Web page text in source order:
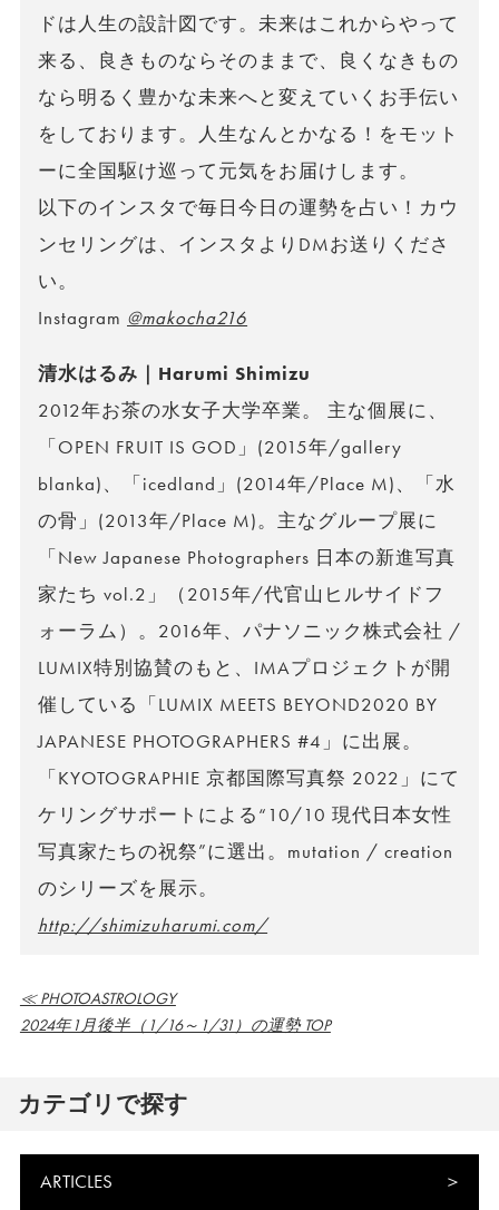
ドは人生の設計図です。未来はこれからやって
来る、良きものならそのままで、良くなきもの
なら明るく豊かな未来へと変えていくお手伝い
をしております。人生なんとかなる！をモット
ーに全国駆け巡って元気をお届けします。
以下のインスタで毎日今日の運勢を占い！カウ
ンセリングは、インスタよりDMお送りくださ
い。
Instagram @makocha216
清水はるみ｜Harumi Shimizu
2012年お茶の水女子大学卒業。 主な個展に、
「OPEN FRUIT IS GOD」(2015年/gallery
blanka)、「icedland」(2014年/Place M)、「水
の骨」(2013年/Place M)。主なグループ展に
「New Japanese Photographers 日本の新進写真
家たち vol.2」（2015年/代官山ヒルサイドフ
ォーラム）。2016年、パナソニック株式会社 /
LUMIX特別協賛のもと、IMAプロジェクトが開
催している「LUMIX MEETS BEYOND2020 BY
JAPANESE PHOTOGRAPHERS #4」に出展。
「KYOTOGRAPHIE 京都国際写真祭 2022」にて
ケリングサポートによる“10/10 現代日本女性
写真家たちの祝祭”に選出。mutation / creation
のシリーズを展示。
http://shimizuharumi.com/
≪ PHOTOASTROLOGY
2024年1月後半（1/16～1/31）の運勢 TOP
カテゴリで探す
ARTICLES